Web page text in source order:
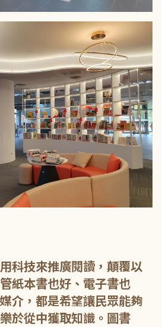
科技來推廣閱讀，顛覆以
紙本書也好、電子書也
介，都是希望讓民眾能夠
於從中獲取知識。圖書